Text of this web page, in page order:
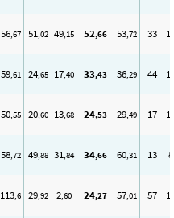
56,67 51,02 49,15 52,66 53,72 33
59,61 24,65 17,40 33,43 36,29 44
50,55 20,60 13,68 24,53 29,49 17
58,72 49,88 31,84 34,66 60,31 13 8
113,6 29,92 2,60 24,27 57,01 57